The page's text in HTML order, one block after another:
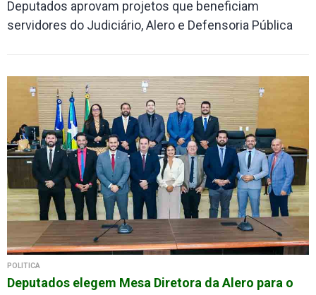
Deputados aprovam projetos que beneficiam
servidores do Judiciário, Alero e Defensoria Pública
POLÍTICA
Deputados elegem Mesa Diretora da Alero para o